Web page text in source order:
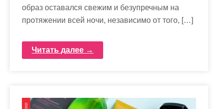
образ оставался свежим и безупречным на
протяжении всей ночи, независимо от того, […]
Читать далее →